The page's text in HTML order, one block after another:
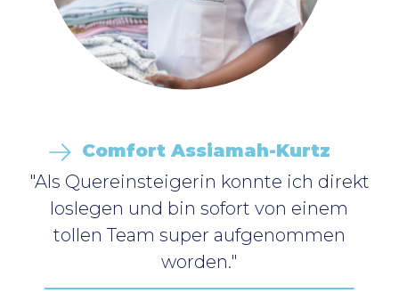
Comfort Assiamah-Kurtz
"Als Quereinsteigerin konnte ich direkt
loslegen und bin sofort von einem
tollen Team super aufgenommen
worden."